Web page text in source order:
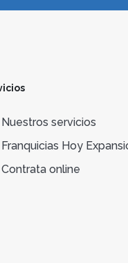
Nuestros servicios
Franquicias Hoy
Contrata online